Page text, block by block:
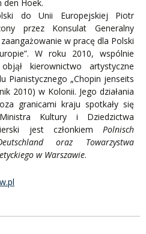
den Hoek.
do Unii Europejskiej Piotr
przez Konsulat Generalny
w pracę dla Polski
W roku 2010, wspólnie
kierownictwo artystyczne
Pianistycznego „Chopin jenseits
2010) w Kolonii. Jego działania
granicami kraju spotkały się
Kultury i Dziedzictwa
jest członkiem Polnisch
oraz Towarzystwa
w Warszawie.